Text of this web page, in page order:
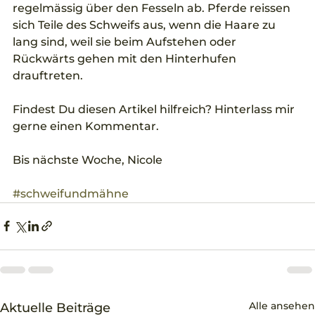
regelmässig über den Fesseln ab. Pferde reissen
sich Teile des Schweifs aus, wenn die Haare zu
lang sind, weil sie beim Aufstehen oder
Rückwärts gehen mit den Hinterhufen
drauftreten.
Findest Du diesen Artikel hilfreich? Hinterlass mir
gerne einen Kommentar.
Bis nächste Woche, Nicole
#schweifundmähne
Aktuelle Beiträge Alle ansehen